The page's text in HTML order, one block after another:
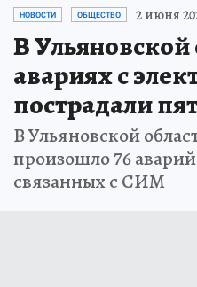
НОВОСТИ ОБЩЕСТВО 2 июня
В Ульяновской
авариях с
пострадали
В Ульяновской
произошло 76
связанных с СИМ